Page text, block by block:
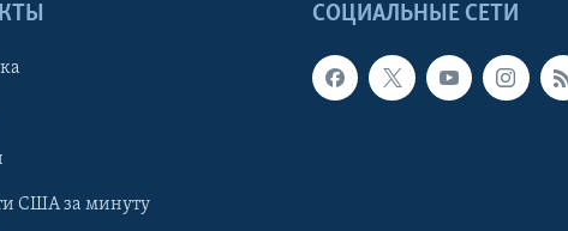
СОЦИАЛЬНЫЕ СЕТИ
США за минуту